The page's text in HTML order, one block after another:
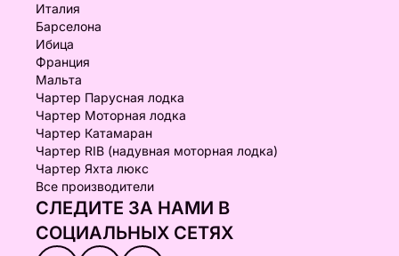
Италия
Барселона
Ибица
Франция
Мальта
Чартер Парусная лодка
Чартер Моторная лодка
Чартер Катамаран
Чартер RIB (надувная моторная лодка)
Чартер Яхта люкс
Все производители
СЛЕДИТЕ ЗА НАМИ В
СОЦИАЛЬНЫХ СЕТЯХ